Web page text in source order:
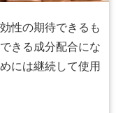
性の期待できるも
きる成分配合にな
には継続して使用